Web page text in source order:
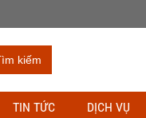
kiếm
TIN TỨC DỊCH VỤ